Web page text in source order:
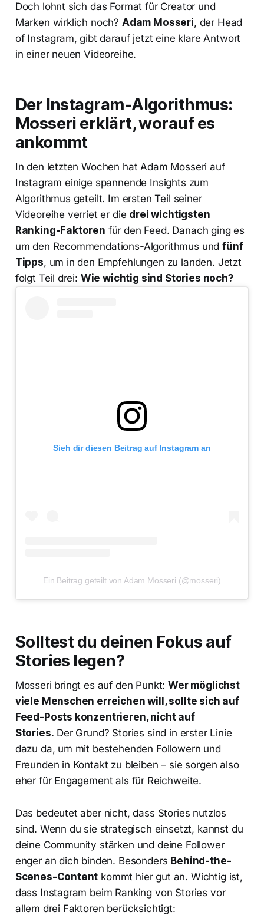
Doch lohnt sich das Format für Creator und
Marken wirklich noch? Adam Mosseri, der Head
of Instagram, gibt darauf jetzt eine klare Antwort
in einer neuen Videoreihe.
Der Instagram-Algorithmus:
Mosseri erklärt, worauf es
ankommt
In den letzten Wochen hat Adam Mosseri auf
Instagram einige spannende Insights zum
Algorithmus geteilt. Im ersten Teil seiner
Videoreihe verriet er die drei wichtigsten
Ranking-Faktoren für den Feed. Danach ging es
um den Recommendations-Algorithmus undfünf
Tipps, um in den Empfehlungen zu landen. Jetzt
folgt Teil drei: Wie wichtig sind Stories noch?
Sieh dir diesen Beitrag auf Instagram an
Ein Beitrag geteilt von Adam Mosseri (@mosseri)
Solltest du deinen Fokus auf
Stories legen?
Mosseri bringt es auf den Punkt:Wer möglichst
viele Menschen erreichen will, sollte sich auf
Feed-Posts konzentrieren, nicht auf
Stories. Der Grund? Stories sind in erster Linie
dazu da, um mit bestehenden Followern und
Freunden in Kontakt zu bleiben – sie sorgen also
eher für Engagement als für Reichweite.
Das bedeutet aber nicht, dass Stories nutzlos
sind. Wenn du sie strategisch einsetzt, kannst du
deine Community stärken und deine Follower
enger an dich binden. Besonders Behind-the-
Scenes-Content kommt hier gut an. Wichtig ist,
dass Instagram beim Ranking von Stories vor
allem drei Faktoren berücksichtigt: